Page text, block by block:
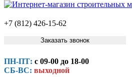
+7 (812) 426-15-62
Заказать звонок
ПН-ПТ: с 09-00 до 18-00
СБ-ВС: выходной